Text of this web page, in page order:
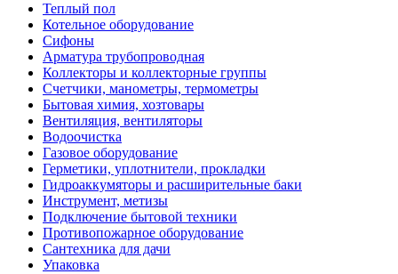
Теплый пол
Котельное оборудование
Сифоны
Арматура трубопроводная
Коллекторы и коллекторные группы
Счетчики, манометры, термометры
Бытовая химия, хозтовары
Вентиляция, вентиляторы
Водоочистка
Газовое оборудование
Герметики, уплотнители, прокладки
Гидроаккумяторы и расширительные баки
Инструмент, метизы
Подключение бытовой техники
Противопожарное оборудование
Сантехника для дачи
Упаковка